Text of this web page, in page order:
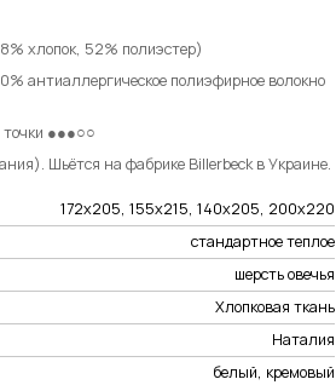
хлопок, 52% полиэстер)
антиаллергическое полиэфирное волокно
точки ●●●○○
Шьётся на фабрике Billerbeck в Украине.
172х205, 155х215, 140х205, 200х220
стандартное теплое
шерсть овечья
Хлопковая ткань
Наталия
белый, кремовый